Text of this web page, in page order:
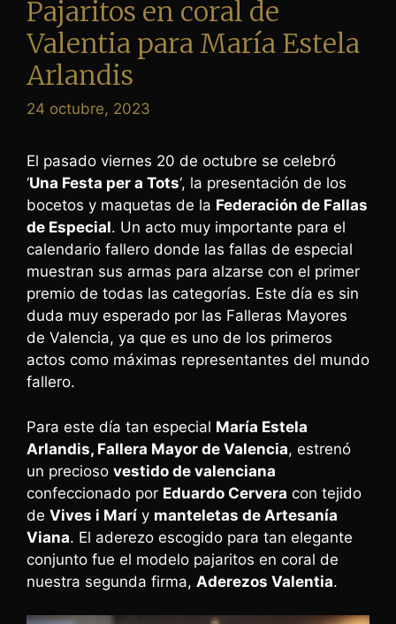
Pajaritos en coral de
Valentia para María Estela
Arlandis
24 octubre, 2023
El pasado viernes 20 de octubre se celebró
‘Una Festa per a Tots‘, la presentación de los
bocetos y maquetas de la Federación de Fallas
de Especial. Un acto muy importante para el
calendario fallero donde las fallas de especial
muestran sus armas para alzarse con el primer
premio de todas las categorías. Este día es sin
duda muy esperado por las Falleras Mayores
de Valencia, ya que es uno de los primeros
actos como máximas representantes del mundo
fallero.
Para este día tan especial María Estela
Arlandis, Fallera Mayor de Valencia, estrenó
un precioso vestido de valenciana
confeccionado por Eduardo Cervera con tejido
de Vives i Marí y manteletas de Artesanía
Viana. El aderezo escogido para tan elegante
conjunto fue el modelo pajaritos en coral de
nuestra segunda firma, Aderezos Valentia.